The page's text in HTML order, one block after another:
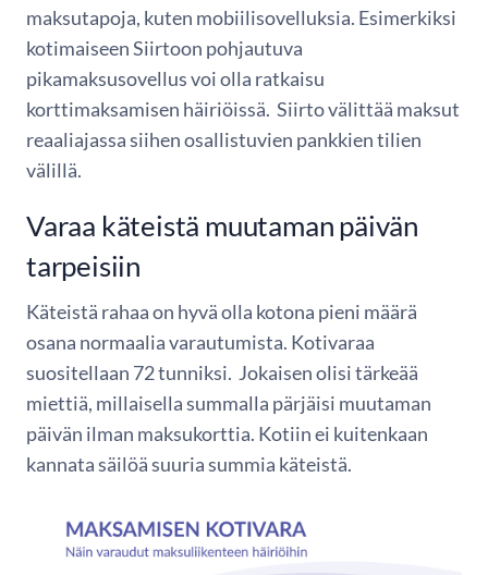
maksutapoja, kuten mobiilisovelluksia. Esimerkiksi
kotimaiseen Siirtoon pohjautuva
pikamaksusovellus voi olla ratkaisu
korttimaksamisen häiriöissä. Siirto välittää maksut
reaaliajassa siihen osallistuvien pankkien tilien
välillä.
Varaa käteistä muutaman päivän
tarpeisiin
Käteistä rahaa on hyvä olla kotona pieni määrä
osana normaalia varautumista. Kotivaraa
suositellaan 72 tunniksi. Jokaisen olisi tärkeää
miettiä, millaisella summalla pärjäisi muutaman
päivän ilman maksukorttia. Kotiin ei kuitenkaan
kannata säilöä suuria summia käteistä.